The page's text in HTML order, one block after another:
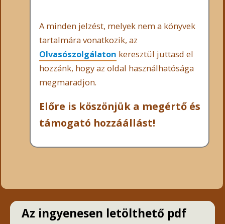
A minden jelzést, melyek nem a könyvek
tartalmára vonatkozik, az
Olvasószolgálaton keresztül juttasd el
hozzánk, hogy az oldal használhatósága
megmaradjon.
Előre is köszönjük a megértő és
támogató hozzáállást!
Az ingyenesen letölthető pdf